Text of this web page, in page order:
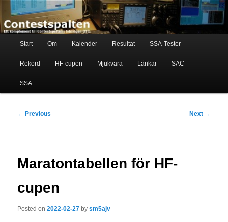
primary
content
Contestspalten
Ett komplement till contestspalten i tidningen QTC
Start Om Kalender Resultat SSA-Tester
Rekord HF-cupen Mjukvara Länkar SAC
SSA
Post
← Previous Next →
Maratontabellen för HF-
cupen
Posted on2022-02-27 bysm5ajv